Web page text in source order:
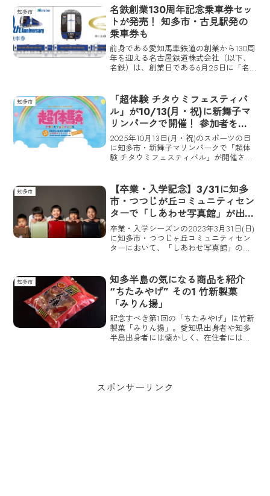
も生活するにも「ちょうどいい」場所。
さっそく、その魅力を紹介していこう。
知多市
名鉄創業130周年記念乗車券セッ
トが発売！ 知多市・古見駅発の
乗車券も
前身である愛知馬車鉄道の創業から130周
年を迎える名古屋鉄道株式会社（以下、
名鉄）は、創業日である6月25日に「名
した年表と、周年に合わせて反転塗装が
施される「ブルーミュースカイ」がデザ
インされ、知多市・古見駅発の乗車券も
設定されている。
知多市
「超体験 チタウミフェスティバ
ル」が10/13(月・祝)に新舞子マ
リンパークで開催！ 参加者を募
集中
2025年10月13日(月・祝)のスポーツの日
に知多市・新舞子マリンパークで「超体
験 チタウミフェスティバル」が開催され
ストリートカルチャー体験イベント。
知多市
【卒業・入学記念】3/31に知多
市・つつじが丘コミュニティセン
ターで「しあわせ写真館」が出張
写真体験を開催
卒業・入学シーズンの2023年3月31日(日)
に知多市・つつじヶ丘コミュニティセン
ターにおいて、「しあわせ写真館」の出
の石田章悟さんが手掛ける写真館。イベ
ントや企業への出張撮影のほか、地域で
の撮影体験も定期的に行っている。
知多市
知多半島の気になる商品を紹介
“ちたみやげ” その1 竹新製菓
「みりん揚」
記念すべき第1回の「ちたみやげ」は竹新
製菓「みりん揚」。愛知県出身者や知多
半島出身者には懐かしく、在住者にはお
スポンサーリンク